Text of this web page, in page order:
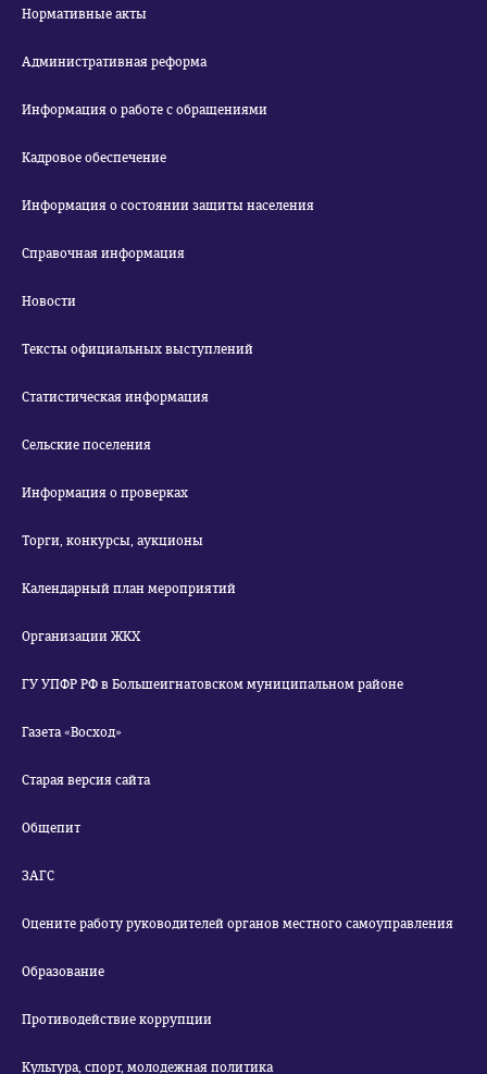
Нормативные акты
Административная реформа
Информация о работе с обращениями
Кадровое обеспечение
Информация о состоянии защиты населения
Справочная информация
Новости
Тексты официальных выступлений
Статистическая информация
Сельские поселения
Информация о проверках
Торги, конкурсы, аукционы
Календарный план мероприятий
Организации ЖКХ
ГУ УПФР РФ в Большеигнатовском муниципальном районе
Газета «Восход»
Старая версия сайта
Общепит
ЗАГС
Оцените работу руководителей органов местного самоуправления
Образование
Противодействие коррупции
Культура, спорт, молодежная политика